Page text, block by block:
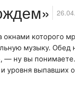
которого
музыку. Обед
— ну вы
уровня выпавших